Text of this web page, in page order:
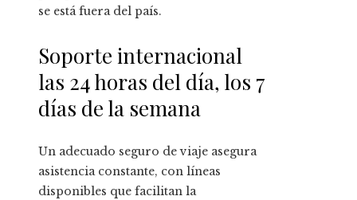
se está fuera del país.
Soporte internacional
las 24 horas del día, los 7
días de la semana
Un adecuado seguro de viaje asegura
asistencia constante, con líneas
disponibles que facilitan la